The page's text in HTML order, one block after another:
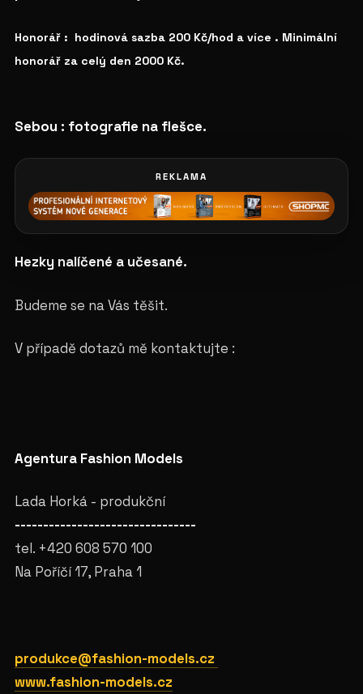
Honorář : hodinová sazba 200 Kč/hod a více . Minimální
honorář za celý den 2000 Kč.
Sebou : fotografie na flešce.
REKLAMA
Hezky nalíčené a učesané.
Budeme se na Vás těšit.
V případě dotazů mě kontaktujte :
Agentura Fashion Models
Lada Horká - produkční
--------------------------------
tel. +420 608 570 100
Na Poříčí 17, Praha 1
produkce@fashion-models.cz
www.fashion-models.cz